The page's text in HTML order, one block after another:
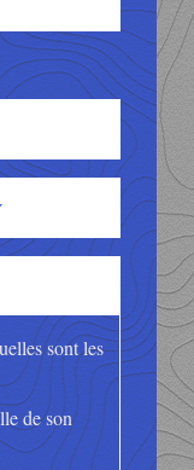
sont les
de son